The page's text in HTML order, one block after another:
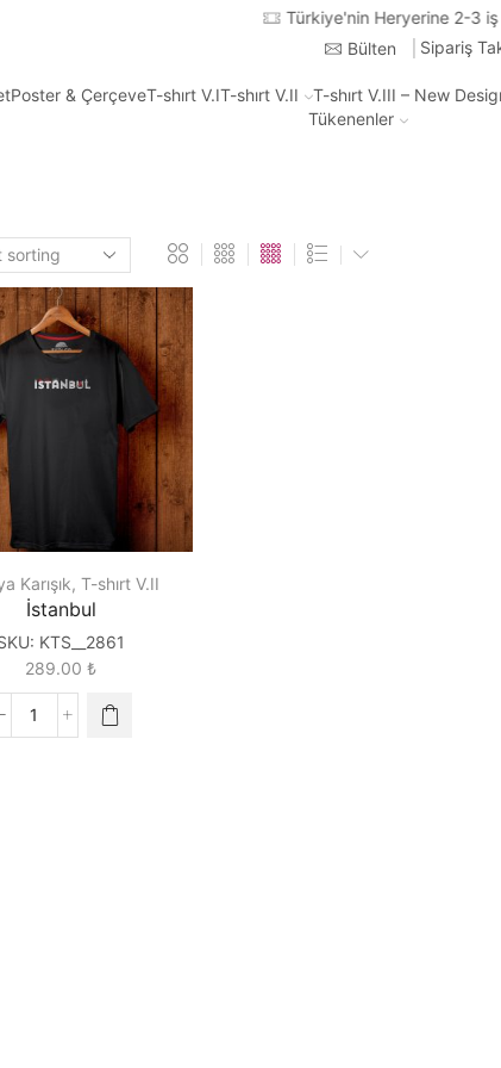
Türkiye'nin Heryerine 2-3 iş günü içinde kargo
Bülten Sipariş
Poster & ÇerçeveT-shırt V.IT-shırt V.II
T-shırt V.III – New
Tükenenler
Karışık, T-shırt V.II
İstanbul
KTS__2861
289.00 ₺
İstanbul